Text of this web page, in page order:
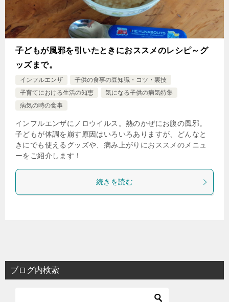
子どもが風邪を引いたときにおススメのレシピ～グ
ッズまで。
インフルエンザ
子供の食事の豆知識・コツ・裏技
子育てにおける生活の知恵
気になる子供の病気特集
病気の時の食事
インフルエンザにノロウイルス。熱のかぜにお腹の風邪。
子どもが体調を崩す原因はいろいろありますが、どんなと
きにでも使えるグッズや、病み上がりにおススメのメニュ
ーをご紹介します！
続きを読む
ブログ内検索